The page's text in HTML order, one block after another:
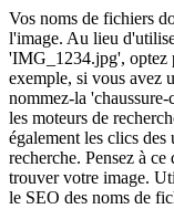
Vos noms de fichiers
l'image. Au lieu
'IMG_1234.jpg', optez
exemple, si vous avez
nommez-la
les moteurs de
également les clics
recherche. Pensez à
trouver votre image.
le SEO des noms de